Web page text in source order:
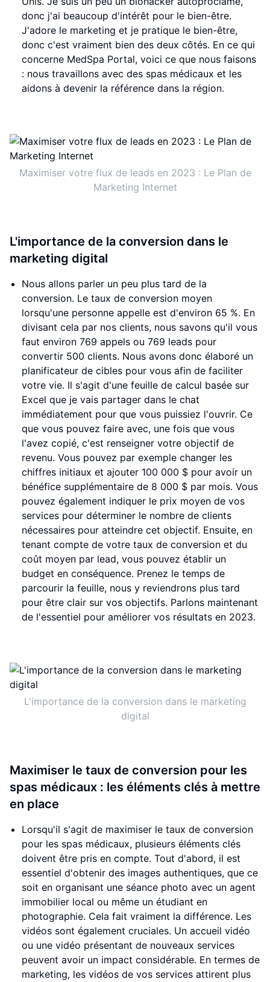
donc j'ai beaucoup d'intérêt pour le bien-être.
J'adore le marketing et je pratique le bien-être,
donc c'est vraiment bien des deux côtés. En ce qui
concerne MedSpa Portal, voici ce que nous faisons
: nous travaillons avec des spas médicaux et les
aidons à devenir la référence dans la région.
Maximiser votre flux de leads en 2023 : Le Plan de
Marketing Internet
L'importance de la conversion dans le
marketing digital
Nous allons parler un peu plus tard de la
conversion. Le taux de conversion moyen
lorsqu'une personne appelle est d'environ 65 %. En
divisant cela par nos clients, nous savons qu'il vous
faut environ 769 appels ou 769 leads pour
convertir 500 clients. Nous avons donc élaboré un
planificateur de cibles pour vous afin de faciliter
votre vie. Il s'agit d'une feuille de calcul basée sur
Excel que je vais partager dans le chat
immédiatement pour que vous puissiez l'ouvrir. Ce
que vous pouvez faire avec, une fois que vous
l'avez copié, c'est renseigner votre objectif de
revenu. Vous pouvez par exemple changer les
chiffres initiaux et ajouter 100 000 $ pour avoir un
bénéfice supplémentaire de 8 000 $ par mois. Vous
pouvez également indiquer le prix moyen de vos
services pour déterminer le nombre de clients
nécessaires pour atteindre cet objectif. Ensuite, en
tenant compte de votre taux de conversion et du
coût moyen par lead, vous pouvez établir un
budget en conséquence. Prenez le temps de
parcourir la feuille, nous y reviendrons plus tard
pour être clair sur vos objectifs. Parlons maintenant
de l'essentiel pour améliorer vos résultats en 2023.
L'importance de la conversion dans le marketing
digital
Maximiser le taux de conversion pour les
spas médicaux : les éléments clés à mettre
en place
Lorsqu'il s'agit de maximiser le taux de conversion
pour les spas médicaux, plusieurs éléments clés
doivent être pris en compte. Tout d'abord, il est
essentiel d'obtenir des images authentiques, que ce
soit en organisant une séance photo avec un agent
immobilier local ou même un étudiant en
photographie. Cela fait vraiment la différence. Les
vidéos sont également cruciales. Un accueil vidéo
ou une vidéo présentant de nouveaux services
peuvent avoir un impact considérable. En termes de
marketing, les vidéos de vos services attirent plus